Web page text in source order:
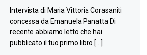
Intervista di Maria Vittoria Corasaniti
concessa da Emanuela Panatta Di
recente abbiamo letto che hai
pubblicato il tuo primo libro […]